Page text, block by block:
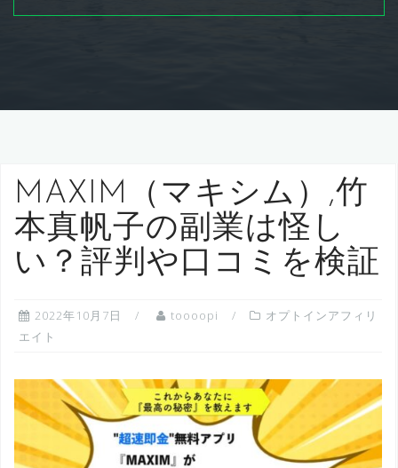
MAXIM（マキシム）,竹
本真帆子の副業は怪し
い？評判や口コミを検証
2022年10月7日 toooopi
オプトインアフィリ
エイト